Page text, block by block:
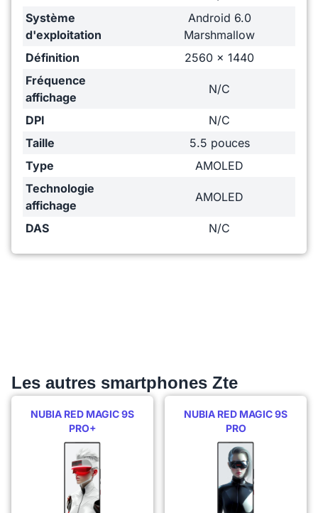
Système
d'exploitation
Android 6.0
Marshmallow
Définition
2560 x 1440
Fréquence
affichage
N/C
DPI
N/C
Taille
5.5 pouces
Type
AMOLED
Technologie
affichage
AMOLED
DAS N/C
Les autres smartphones Zte
NUBIA RED MAGIC 9S
PRO+
NUBIA RED MAGIC 9S
PRO